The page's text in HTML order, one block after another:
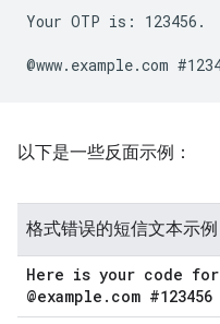
Your OTP is: 123456.
以下是一些反面示例：
格式错误的短信文本示例
Here is your code for
@example . com #123456